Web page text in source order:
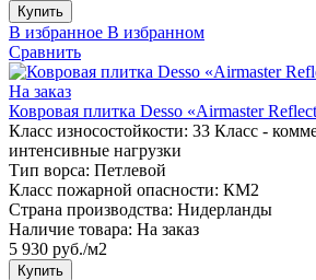
Купить
В избранное В избранном
Сравнить
На заказ
Ковровая плитка Desso «Airmaster
Класс износостойкости: 33 Класс -
интенсивные нагрузки
Тип ворса: Петлевой
Класс пожарной опасности: КМ2
Страна производства: Нидерланды
Наличие товара: На заказ
5 930 руб./м2
Купить